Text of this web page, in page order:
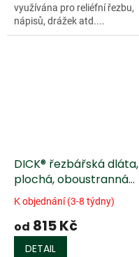
využívána pro reliéfní řezbu,
nápisů, drážek atd....
DICK® řezbářská dláta,
plochá, oboustranná
fazeta, profil 1
K objednání (3-8 týdny)
od 815 Kč
DETAIL